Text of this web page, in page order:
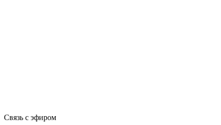
Связь с эфиром